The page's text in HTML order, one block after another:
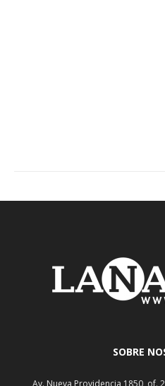
SOBRE
Av. Nueva Providencia 1850, of.